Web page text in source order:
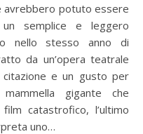
avrebbero potuto essere
semplice e leggero
nello stesso anno di
da un’opera teatrale
e un gusto per
gigante che
catastrofico, l’ultimo
uno…